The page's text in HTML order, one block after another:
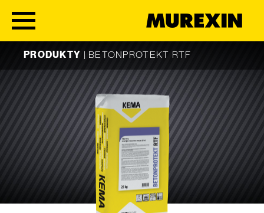
PRODUKTY
BETONPROTEKT RTF